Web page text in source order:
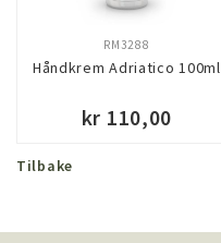
Håndkrem Adriatico 100ml
RM3288
kr 110,00
Tilbake